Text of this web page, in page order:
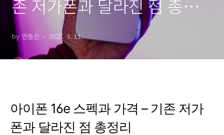
존 저가폰과 달라진 점 총정
리
by 엔돌슨 2025. 3. 11.
아이폰 16e 스펙과 가격 – 기존 저가
폰과 달라진 점 총정리